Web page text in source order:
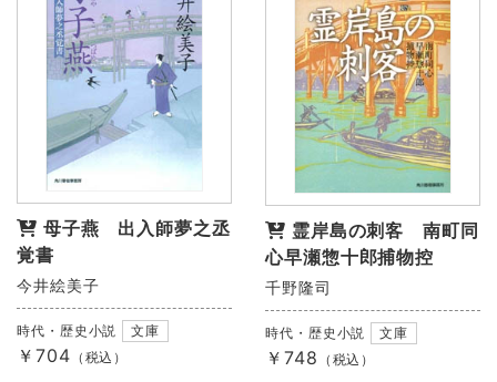
母子燕 出入師夢之丞
覚書
今井絵美子
時代・歴史小説 文庫
￥704 （税込）
霊岸島の刺客 南町同
心早瀬惣十郎捕物控
千野隆司
時代・歴史小説 文庫
￥748 （税込）